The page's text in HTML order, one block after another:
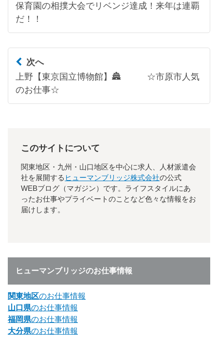
保育園の相撲大会でリベンジ達成！来年は連覇
だ！！
次へ
上野【東京国立博物館】🏯 ☆市原市人気
のお仕事☆
このサイトについて
関東地区・九州・山口地区を中心に求人、人材派遣会
社を展開する ヒューマンブリッジ株式会社の公式
WEBブログ（マガジン）です。ライフスタイルにあ
ったお仕事やプライベートのことなど色々な情報をお
届けします。
ヒューマンブリッジのお仕事情報
関東地区のお仕事情報
山口県のお仕事情報
福岡県のお仕事情報
大分県のお仕事情報